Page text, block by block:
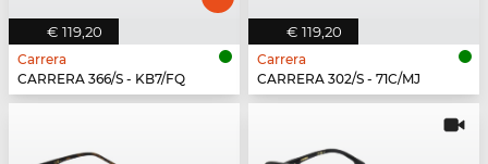
€ 119,20
Carrera
CARRERA 366/S - KB7/FQ
€ 119,20
Carrera
CARRERA 302/S - 71C/MJ